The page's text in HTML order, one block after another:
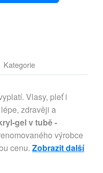
Kategorie
Vlasy, pleť i
zdravěji a
gel v tubě -
výrobce
cenu. Zobrazit další